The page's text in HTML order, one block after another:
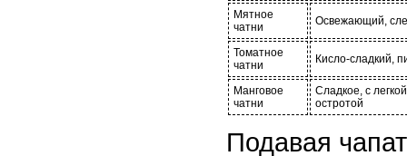
Мятное
чатни
Освежающий,
Томатное
чатни
Кисло-сладкий,
Манговое
чатни
Сладкое, с
остротой
Подавая